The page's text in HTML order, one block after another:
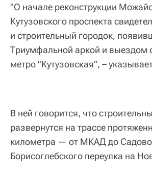
"О начале реконструкции
Кутузовского проспекта
и строительный городок,
Триумфальной аркой и выездом
метро "Кутузовская", –
В ней говорится, что
развернутся на трассе
километра — от МКАД до
Борисоглебского переулка на